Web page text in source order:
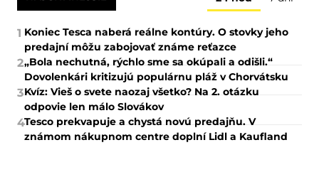
1 Koniec Tesca naberá reálne kontúry. O stovky jeho
predajní môžu zabojovať známe reťazce
2„Bola nechutná, rýchlo sme sa okúpali a odišli.“
Dovolenkári kritizujú populárnu pláž v Chorvátsku
3Kvíz: Vieš o svete naozaj všetko? Na 2. otázku
odpovie len málo Slovákov
4Tesco prekvapuje a chystá novú predajňu. V
známom nákupnom centre doplní Lidl a Kaufland